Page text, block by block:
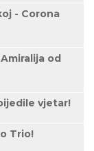
- Corona
od
vjetar!
Trio!